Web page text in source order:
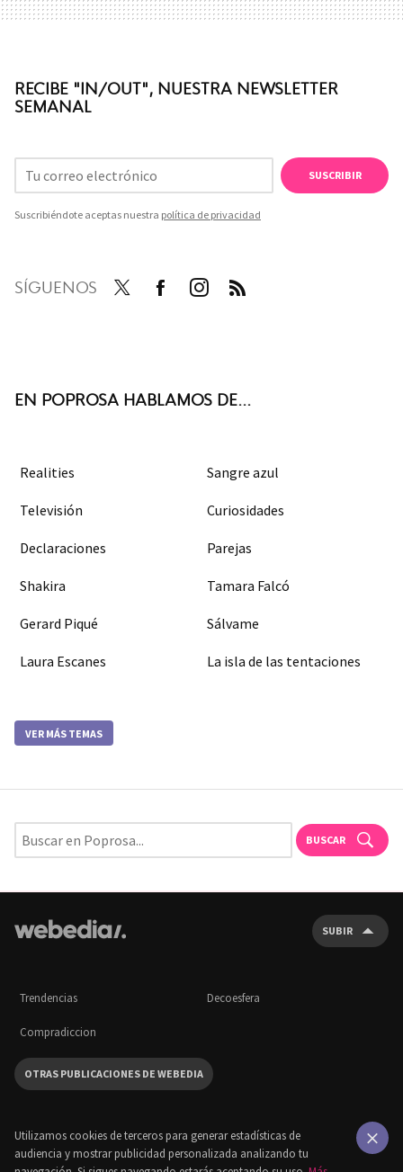
RECIBE "IN/OUT", NUESTRA NEWSLETTER
SEMANAL
SUSCRIBIR
Suscribiéndote aceptas nuestra política de privacidad
SÍGUENOS
EN POPROSA HABLAMOS DE...
Realities Sangre azul
Televisión Curiosidades
Declaraciones Parejas
Shakira Tamara Falcó
Gerard Piqué Sálvame
Laura Escanes La isla de las tentaciones
VER MÁS TEMAS
BUSCAR
SUBIR
Trendencias Decoesfera
Compradiccion
OTRAS PUBLICACIONES DE WEBEDIA
Utilizamos cookies de terceros para generar estadísticas de
audiencia y mostrar publicidad personalizada analizando tu